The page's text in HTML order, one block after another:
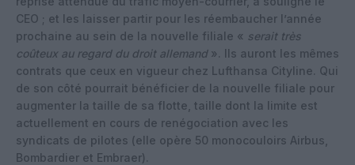
CEO ; et les laisser partir pour les réembaucher l’année
prochaine au sein de la nouvelle filiale « serait très
coûteux au regard du droit allemand ». Ils auront les mêmes
contrats que ceux en vigueur chez Lufthansa Cityline. Qui
de son côté pourrait bénéficier de la nouvelle filiale pour
augmenter la taille de sa flotte, taille dont la limite est
actuellement en cours de renégociation avec les
syndicats de pilotes (elle opère 50 monocouloirs Airbus,
Bombardier et Embraer).